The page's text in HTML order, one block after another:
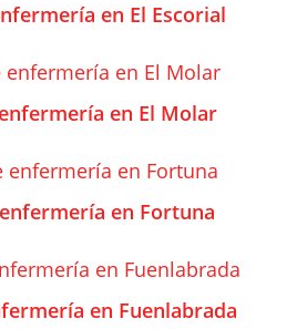
en El Escorial
en El Molar
en Fortuna
en Fuenlabrada